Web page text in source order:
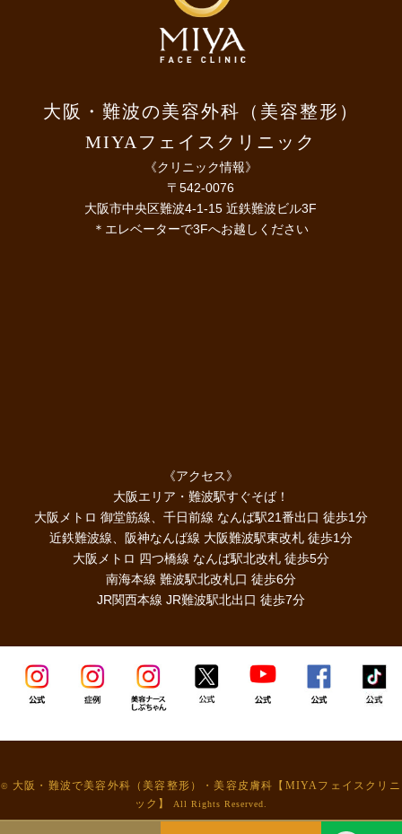
大阪・難波の美容外科（美容整形）
MIYAフェイスクリニック
《クリニック情報》
〒542-0076
大阪市中央区難波4-1-15 近鉄難波ビル3F
＊エレベーターで3Fへお越しください
《アクセス》
大阪エリア・難波駅すぐそば！
大阪メトロ 御堂筋線、千日前線 なんば駅21番出口 徒歩1分
近鉄難波線、阪神なんば線 大阪難波駅東改札 徒歩1分
大阪メトロ 四つ橋線 なんば駅北改札 徒歩5分
南海本線 難波駅北改札口 徒歩6分
JR関西本線 JR難波駅北出口 徒歩7分
© 大阪・難波で美容外科（美容整形）・美容皮膚科【MIYAフェイスクリニ
ック】
All Rights Reserved.